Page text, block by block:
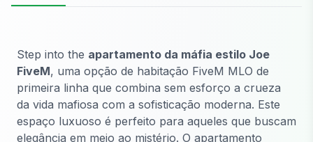
Step into the apartamento da máfia estilo Joe
FiveM, uma opção de habitação FiveM MLO de
primeira linha que combina sem esforço a crueza
da vida mafiosa com a sofisticação moderna. Este
espaço luxuoso é perfeito para aqueles que buscam
elegância em meio ao mistério. O apartamento